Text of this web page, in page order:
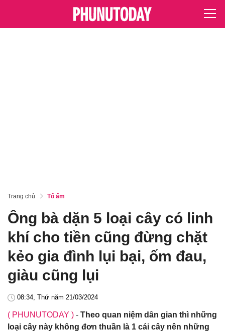
Trang chủ Tổ ấm
Ông bà dặn 5 loại cây có linh
khí cho tiền cũng đừng chặt
kẻo gia đình lụi bại, ốm đau,
giàu cũng lụi
08:34, Thứ năm 21/03/2024
( PHUNUTODAY ) - Theo quan niệm dân gian thì những
loại cây này không đơn thuần là 1 cái cây nên những